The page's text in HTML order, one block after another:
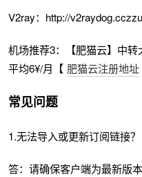
V2ray：http://
机场推荐3：【肥猫云】中转
平均6¥/月【 肥猫云注册地址
常见问题
1.无法导入或更新订阅链接？
答：请确保客户端为最新版